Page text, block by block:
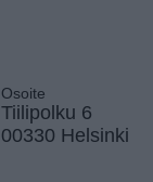
Osoite
Tiilipolku 6
00330 Helsinki